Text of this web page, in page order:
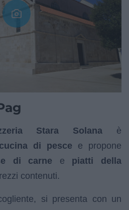
Stara Solana è
di pesce e propone
di carne e piatti della
contenuti.
si presenta con un